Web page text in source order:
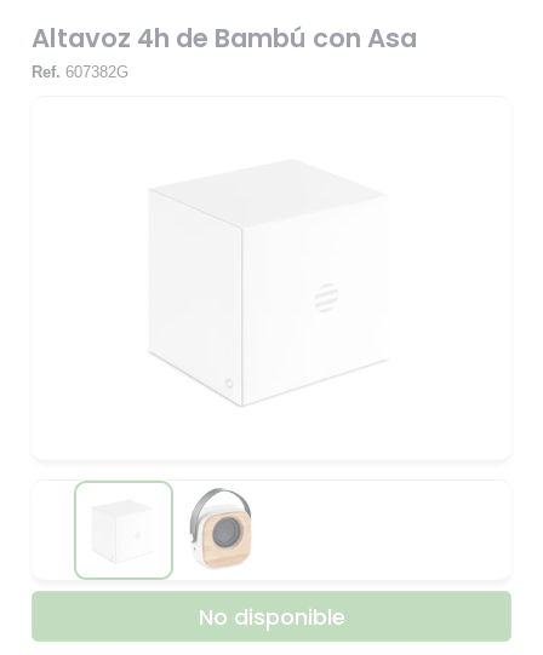
Altavoz 4h de Bambú con Asa
Ref. 607382G
No disponible